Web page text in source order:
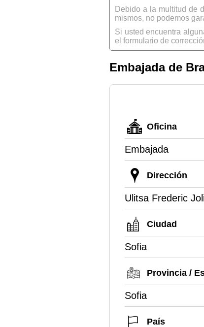
Debido a la multitud de
mismos, no podemos
Si usted encuentra
el formulario de
Embajada de
Oficina
Embajada
Dirección
Ulitsa Frederic
Ciudad
Sofia
Provincia /
Sofia
País